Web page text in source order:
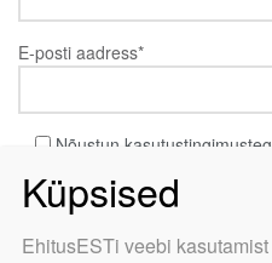
E-posti aadress*
Nõustun
EhitusESTi veebi